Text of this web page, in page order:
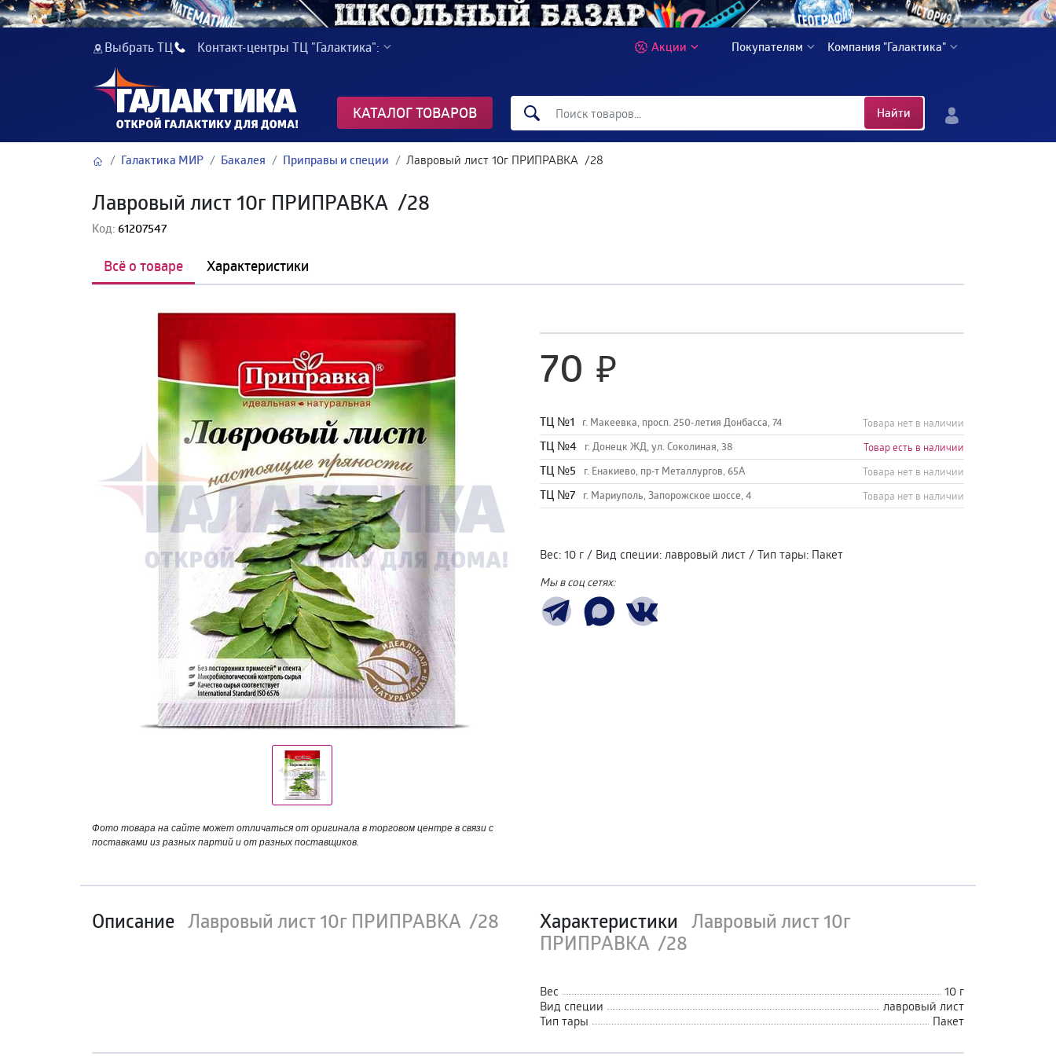
Выбрать ТЦ Контакт-центры ТЦ "Галактика": Акции Покупателям Компания "Галактика"
КАТАЛОГ ТОВАРОВ Найти
Галактика МИР Бакалея Приправы и специи Лавровый лист 10г ПРИПРАВКА /28
Лавровый лист 10г ПРИПРАВКА /28
Код: 61207547
Всё о товаре Характеристики
Фото товара на сайте может отличаться от оригинала в торговом центре в связи с
поставками из разных партий и от разных поставщиков.
70
TЦ №1 г. Макеевка, просп. 250-летия Донбасса, 74 Товара нет в наличии
TЦ №4 г. Донецк ЖД, ул. Соколиная, 38 Товар есть в наличии
TЦ №5 г. Енакиево, пр-т Металлургов, 65А Товара нет в наличии
ТЦ №7 г. Мариуполь, Запорожское шоссе, 4 Товара нет в наличии
Вес: 10 г / Вид специи: лавровый лист / Тип тары: Пакет
Мы в соц сетях:
Описание Лавровый лист 10г ПРИПРАВКА /28 Характеристики Лавровый лист 10г
ПРИПРАВКА /28
Вес
10 г
Вид специи
лавровый лист
Тип тары
Пакет